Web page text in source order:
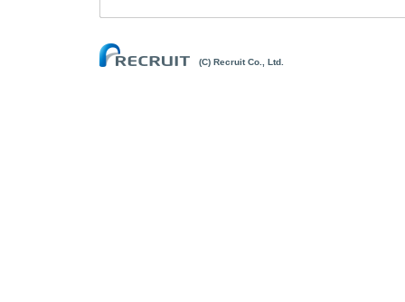
(C) Recruit Co., Ltd.